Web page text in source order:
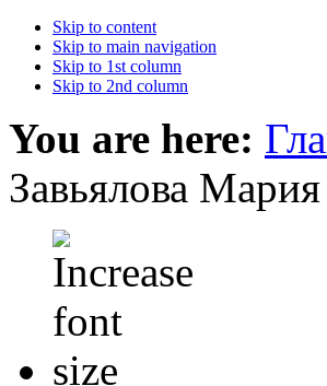
Skip to content
Skip to main navigation
Skip to 1st column
Skip to 2nd column
You are here:
Завьялова